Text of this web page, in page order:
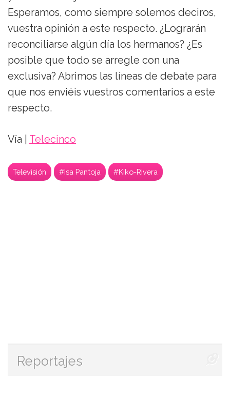
Esperamos, como siempre solemos deciros,
vuestra opinión a este respecto. ¿Lograrán
reconciliarse algún día los hermanos? ¿Es
posible que todo se arregle con una
exclusiva? Abrimos las líneas de debate para
que nos enviéis vuestros comentarios a este
respecto.
Vía | Telecinco
Televisión #Isa Pantoja #Kiko-Rivera
Reportajes